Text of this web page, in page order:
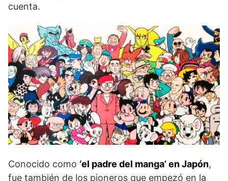
cuenta.
Conocido como ‘el padre del manga’ en Japón,
fue también de los pioneros que empezó en la